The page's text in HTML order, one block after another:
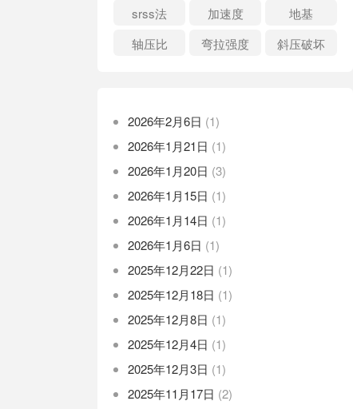
srss法 加速度
地基
轴压比
弯拉强度 斜压破坏
2026年2月6日 (1)
2026年1月21日 (1)
2026年1月20日 (3)
2026年1月15日 (1)
2026年1月14日 (1)
2026年1月6日 (1)
2025年12月22日 (1)
2025年12月18日 (1)
2025年12月8日 (1)
2025年12月4日 (1)
2025年12月3日 (1)
2025年11月17日 (2)